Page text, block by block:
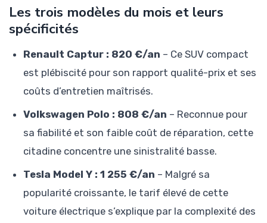
Les trois modèles du mois et leurs
spécificités
Renault Captur : 820 €/an – Ce SUV compact
est plébiscité pour son rapport qualité-prix et ses
coûts d’entretien maîtrisés.
Volkswagen Polo : 808 €/an – Reconnue pour
sa fiabilité et son faible coût de réparation, cette
citadine concentre une sinistralité basse.
Tesla Model Y : 1 255 €/an – Malgré sa
popularité croissante, le tarif élevé de cette
voiture électrique s’explique par la complexité des